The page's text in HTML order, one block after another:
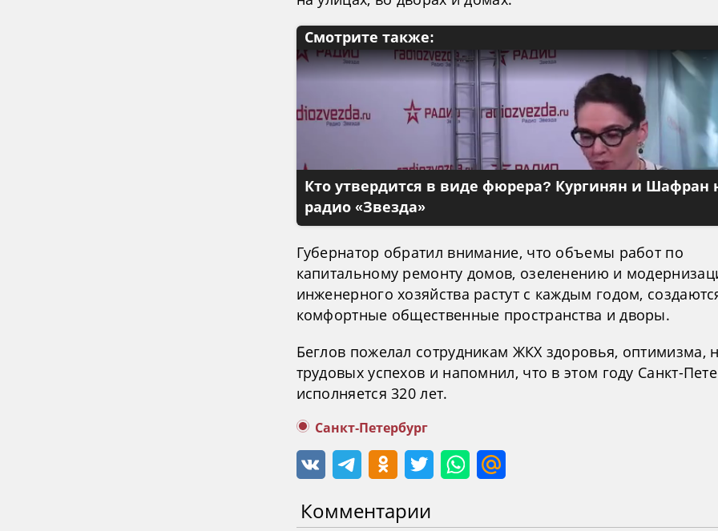
Смотрите также:
Кто утвердится в виде фюрера? Кургинян и Шафран
радио «Звезда»
Губернатор обратил внимание, что объемы работ по
капитальному ремонту домов, озеленению и
инженерного хозяйства растут с каждым годом,
комфортные общественные пространства и дворы.
Беглов пожелал сотрудникам ЖКХ здоровья, оптимизма,
трудовых успехов и напомнил, что в этом году Санкт-
исполняется 320 лет.
Санкт-Петербург
Комментарии